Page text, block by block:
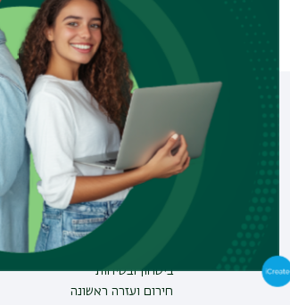
מידע וסיוע
צור קשר
אינ-בר מידע אישי לסטודנט
פנייה למנהל האתר
ביטחון ובטיחות
חירום ועזרה ראשונה